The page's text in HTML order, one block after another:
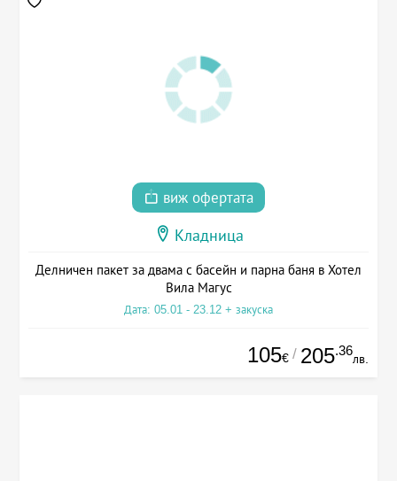
виж офертата
Кладница
Делничен пакет за двама с басейн и парна баня в Хотел
Вила Магус
Дата: 05.01 - 23.12 + закуска
105€ / 205.36
лв.